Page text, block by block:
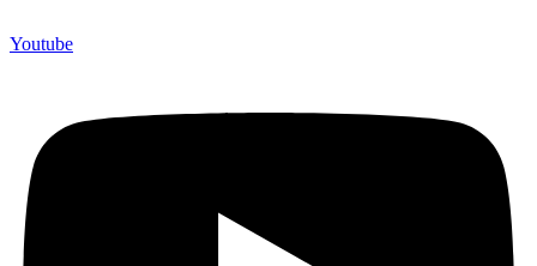
Youtube